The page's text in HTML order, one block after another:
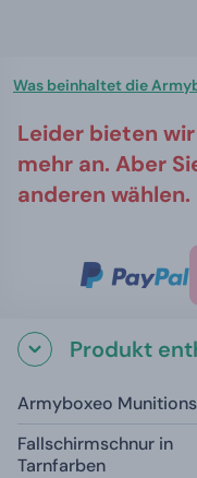
Was beinhaltet die
Leider bieten
mehr an. Aber
anderen wählen.
Produkt
Armyboxeo
Fallschirmschnur in
Tarnfarben